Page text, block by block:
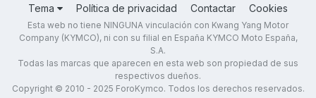
Tema Política de privacidad Contactar Cookies
Esta web no tiene NINGUNA vinculación con Kwang Yang Motor
Company (KYMCO), ni con su filial en España KYMCO Moto España,
S.A.
Todas las marcas que aparecen en esta web son propiedad de sus
respectivos dueños.
Copyright © 2010 - 2025 ForoKymco. Todos los derechos reservados.